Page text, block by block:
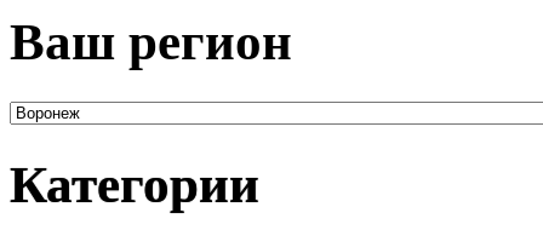
Ваш регион
Категории